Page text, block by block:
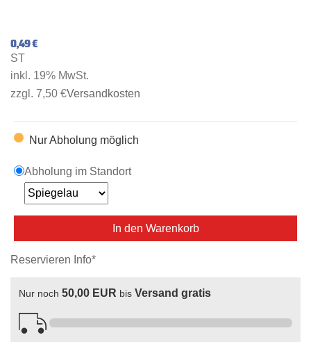
0,49 €
ST
inkl. 19% MwSt.
zzgl. 7,50 €Versandkosten
Nur Abholung möglich
Abholung im Standort
In den Warenkorb
Reservieren Info*
Nur noch 50,00 EUR bis Versand gratis